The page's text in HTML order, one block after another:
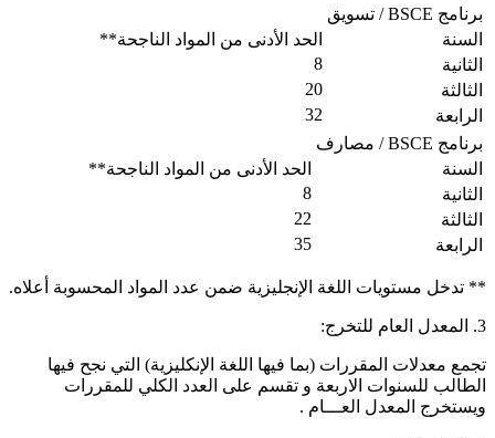
برنامج BSCE / تسويق
السنة
الحد الأدنى من المواد الناجحة**
الثانية
الثالثة
20
الرابعة
32
برنامج BSCE / مصارف
السنة
الحد الأدنى من المواد الناجحة**
الثانية
الثالثة
22
الرابعة
35
تدخل مستويات اللغة الإنجليزية ضمن عدد المواد المحسوبة أعلاه.
معدلات المقررات (بما فيها اللغة الإنكليزية) التي نجح فيها
للسنوات الاربعة و تقسم على العدد الكلي للمقررات
المعدل العـــام .